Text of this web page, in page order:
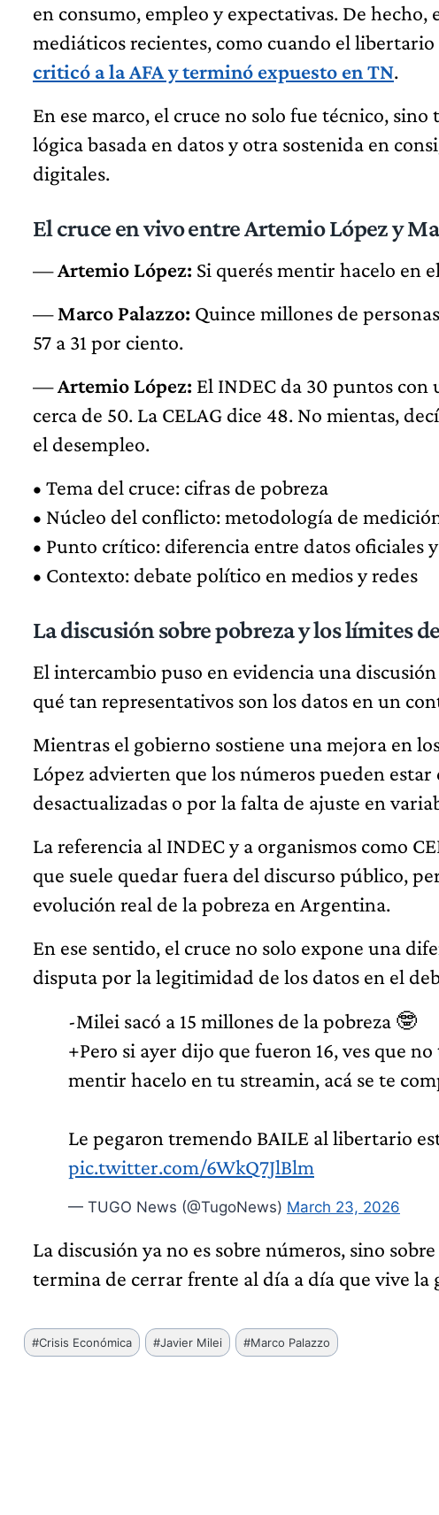
en consumo, empleo y expectativas. De
mediáticos recientes, como cuando el
criticó a la AFA y terminó expuesto en TN.
En ese marco, el cruce no solo fue técnico,
lógica basada en datos y otra sostenida en
digitales.
El cruce en vivo entre Artemio López y
—Artemio López: Si querés mentir hacelo en
—Marco Palazzo: Quince millones de
57 a 31 por ciento.
—Artemio López: El INDEC da 30 puntos con
cerca de 50. La CELAG dice 48. No mientas,
el desempleo.
• Tema del cruce: cifras de pobreza
• Núcleo del conflicto: metodología de
• Punto crítico: diferencia entre datos oficiales
• Contexto: debate político en medios y redes
La discusión sobre pobreza y los límites
El intercambio puso en evidencia una
qué tan representativos son los datos en un
Mientras el gobierno sostiene una mejora en
López advierten que los números pueden
desactualizadas o por la falta de ajuste en
La referencia al INDEC y a organismos como
que suele quedar fuera del discurso público,
evolución real de la pobreza en Argentina.
En ese sentido, el cruce no solo expone una
disputa por la legitimidad de los datos en el
-Milei sacó a 15 millones de la pobreza 🤓
+Pero si ayer dijo que fueron 16, ves que
mentir hacelo en tu streamin, acá se te
Le pegaron tremendo BAILE al libertario
pic.twitter.com/6WkQ7JlBlm
— TUGO News (@TugoNews) March 23, 2026
La discusión ya no es sobre números, sino
termina de cerrar frente al día a día que vive la
Etiquetas
de
#Crisis Económica #Javier Milei #Marco Palazzo